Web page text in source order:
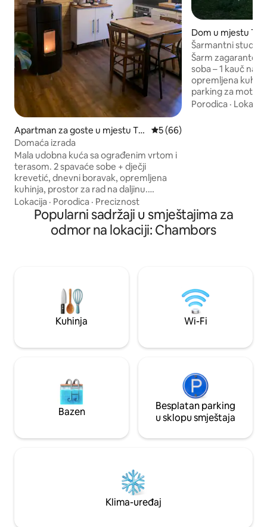
Apartman za goste u mjestu Tri
e-Château
Prosječna ocjena: 5 od 5,
5 (66)
Domaća izrada
Mala udobna kuća sa ograđenim vrtom i
terasom. 2 spavaće sobe + dječji
krevetić, dnevni boravak, opremljena
kuhinja, prostor za rad na daljinu.
Savršeno za porodični odmor! Ljuljačka
ispred kuće ☕ Gurmanski kutak za kafu
Besplatni aparat za kafu, kapsule za kafu,
čokolada, čaj i biljni čaj za dobar početak
jednostavno parkiranje... sve je
osmišljeno za vašu udobnost
Lokacija · Porodica · Preciznost
Dom u mjestu
Šarmantni studio
Šarm
soba – 1 kauč na
opremljena
parking za motocikl/bicikl
šarmantni
Porodica · Lokacija
Popularni sadržaji u smještajima za
odmor na lokaciji: Chambors
Kuhinja Wi-Fi
Bazen
Besplatan parking
u sklopu smještaja
Klima-uređaj